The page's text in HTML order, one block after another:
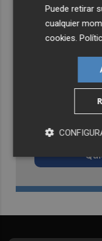
Recibe
Puede retirar
cualquier
cookies.